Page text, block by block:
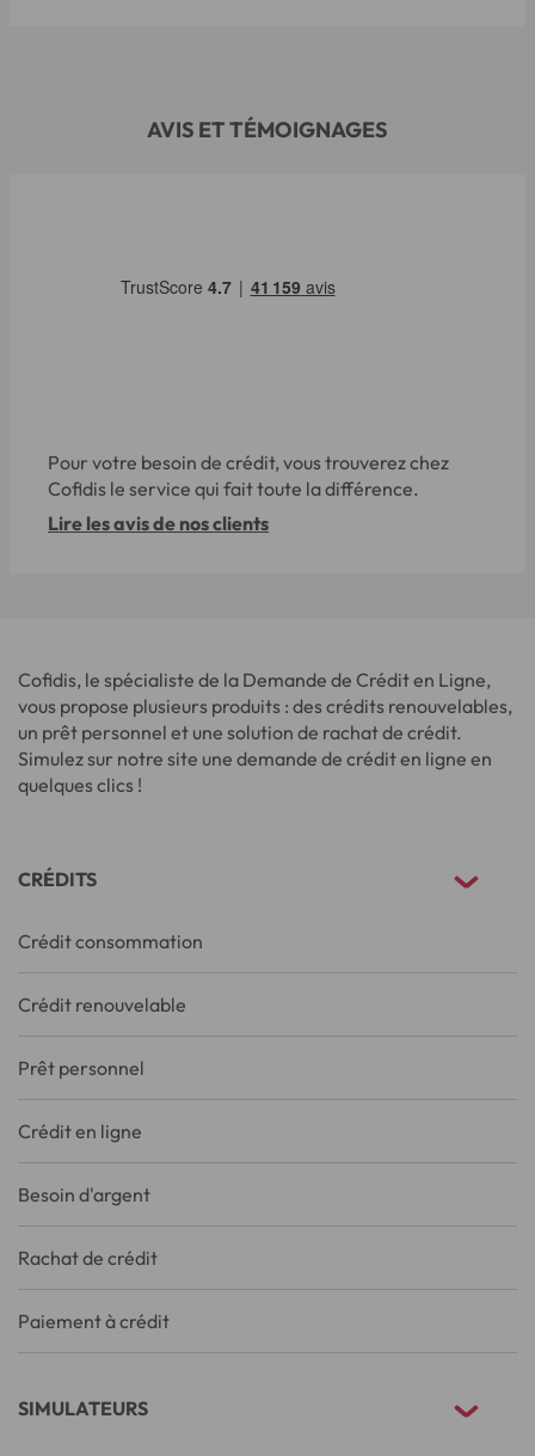
AVIS ET TÉMOIGNAGES
Pour votre besoin de crédit, vous trouverez chez
Cofidis le service qui fait toute la différence.
Lire les avis de nos clients
Cofidis, le spécialiste de la Demande de Crédit en Ligne,
vous propose plusieurs produits : des crédits renouvelables,
un prêt personnel et une solution de rachat de crédit.
Simulez sur notre site une demande de crédit en ligne en
quelques clics !
CRÉDITS
Crédit consommation
Crédit renouvelable
Prêt personnel
Crédit en ligne
Besoin d'argent
Rachat de crédit
Paiement à crédit
SIMULATEURS